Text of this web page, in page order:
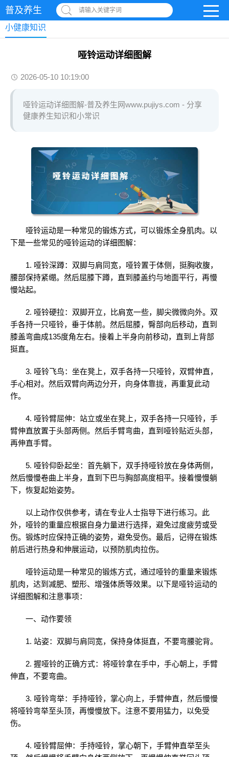
普及养生 请输入关键字词
小健康知识
哑铃运动详细图解
2026-05-10 10:19:00
哑铃运动详细图解-普及养生网www.pujiys.com - 分享
健康养生知识和小常识
哑铃运动是一种常见的锻炼方式，可以锻炼全身肌肉。以
下是一些常见的哑铃运动的详细图解：
1. 哑铃深蹲：双脚与肩同宽，哑铃置于体侧，挺胸收腹，
腰部保持紧绷。然后屈膝下蹲，直到膝盖约与地面平行，再慢
慢站起。
2. 哑铃硬拉：双脚开立，比肩宽一些，脚尖微微向外。双
手各持一只哑铃，垂于体前。然后屈膝，臀部向后移动，直到
膝盖弯曲成135度角左右。接着上半身向前移动，直到上背部
挺直。
3. 哑铃飞鸟：坐在凳上，双手各持一只哑铃，双臂伸直，
手心相对。然后双臂向两边分开，向身体靠拢，再重复此动
作。
4. 哑铃臂屈伸：站立或坐在凳上，双手各持一只哑铃，手
臂伸直放置于头部两侧。然后手臂弯曲，直到哑铃贴近头部，
再伸直手臂。
5. 哑铃仰卧起坐：首先躺下，双手持哑铃放在身体两侧，
然后慢慢卷曲上半身，直到下巴与胸部高度相平。接着慢慢躺
下，恢复起始姿势。
以上动作仅供参考，请在专业人士指导下进行练习。此
外，哑铃的重量应根据自身力量进行选择，避免过度疲劳或受
伤。锻炼时应保持正确的姿势，避免受伤。最后，记得在锻炼
前后进行热身和伸展运动，以预防肌肉拉伤。
哑铃运动是一种常见的锻炼方式，通过哑铃的重量来锻炼
肌肉，达到减肥、塑形、增强体质等效果。以下是哑铃运动的
详细图解和注意事项：
一、动作要领
1. 站姿：双脚与肩同宽，保持身体挺直，不要弯腰驼背。
2. 握哑铃的正确方式：将哑铃拿在手中，手心朝上，手臂
伸直，不要弯曲。
3. 哑铃弯举：手持哑铃，掌心向上，手臂伸直，然后慢慢
将哑铃弯举至头顶，再慢慢放下。注意不要用猛力，以免受
伤。
4. 哑铃臂屈伸：手持哑铃，掌心朝下，手臂伸直举至头